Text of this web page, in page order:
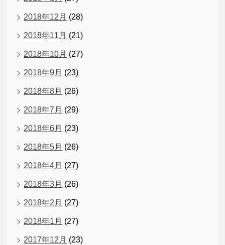
2018年12月 (28)
2018年11月 (21)
2018年10月 (27)
2018年9月 (23)
2018年8月 (26)
2018年7月 (29)
2018年6月 (23)
2018年5月 (26)
2018年4月 (27)
2018年3月 (26)
2018年2月 (27)
2018年1月 (27)
2017年12月 (23)